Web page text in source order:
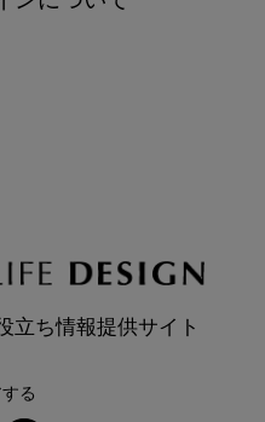
立ち情報提供サイト
る